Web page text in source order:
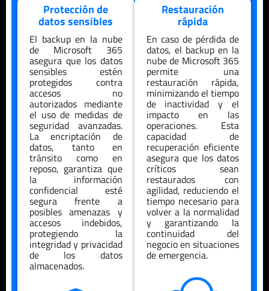
Protección de
datos sensibles
El backup en la nube
de Microsoft 365
asegura que los datos
sensibles estén
protegidos contra
accesos no
autorizados mediante
el uso de medidas de
seguridad avanzadas.
La encriptación de
datos, tanto en
tránsito como en
reposo, garantiza que
la información
confidencial esté
segura frente a
posibles amenazas y
accesos indebidos,
protegiendo la
integridad y privacidad
de los datos
almacenados.
Restauración
rápida
En caso de pérdida de
datos, el backup en la
nube de Microsoft 365
permite una
restauración rápida,
minimizando el tiempo
de inactividad y el
impacto en las
operaciones. Esta
capacidad de
recuperación eficiente
asegura que los datos
críticos sean
restaurados con
agilidad, reduciendo el
tiempo necesario para
volver a la normalidad
y garantizando la
continuidad del
negocio en situaciones
de emergencia.